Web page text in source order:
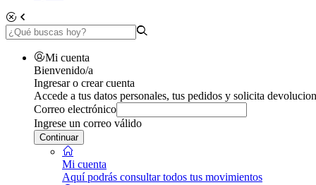
Mi cuenta
Bienvenido/a
Ingresar o crear cuenta
Accede a tus datos personales, tus pedidos y solicita
Correo electrónico
Ingrese un correo válido
Continuar
Mi cuenta
Aquí podrás consultar todos tus movimientos